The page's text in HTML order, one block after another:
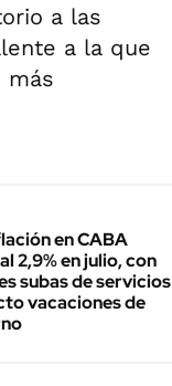
a las
a la que
más
en CABA
2,9% en julio, con
subas de servicios
vacaciones de